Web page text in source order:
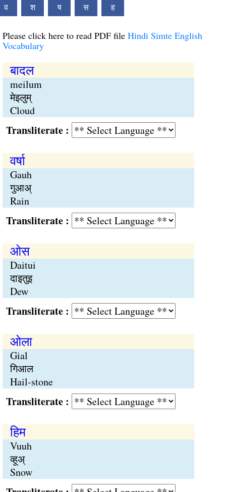
व श ष स ह
Please click here to read PDF file Hindi Simte English
Vocabulary
बादल
meilum
मेइलुम्
Cloud
:
वर्षा
Gauh
गुआअ्
Rain
:
ओस
Daitui
दाइतुइ
Dew
:
ओला
Gial
गिआल
Hail-stone
:
हिम
Vuuh
व्हूअ्
Snow